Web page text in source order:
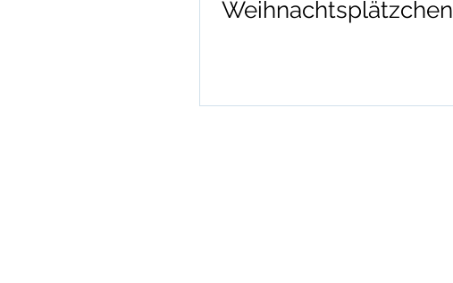
Weihnachtsplätzchen